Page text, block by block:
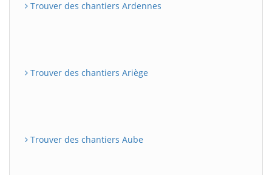
Trouver des chantiers Ardennes
Trouver des chantiers Ariège
Trouver des chantiers Aube